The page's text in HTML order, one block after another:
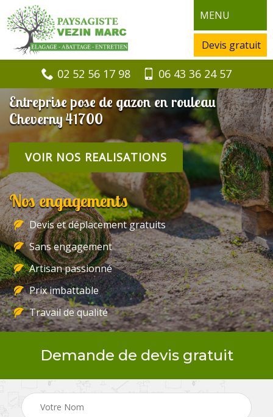
MENU
Devis gratuit
02 52 56 17 98 06 43 36 24 57
Entreprise pose de gazon en rouleau
Cheverny 41700
VOIR NOS REALISATIONS
Nos engagements
Devis et déplacement gratuits
Sans engagement
Artisan passionné
Prix imbattable
Travail de qualité
Demande de devis gratuit